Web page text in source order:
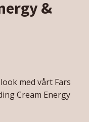
&
med vårt Fars
Cream Energy